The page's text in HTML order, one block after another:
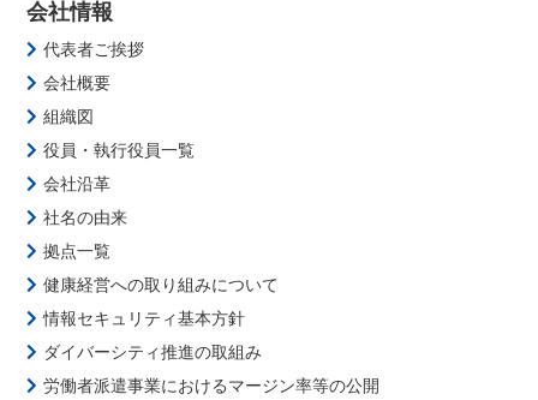
会社情報
代表者ご挨拶
会社概要
組織図
役員・執行役員一覧
会社沿革
社名の由来
拠点一覧
健康経営への取り組みについて
情報セキュリティ基本方針
ダイバーシティ推進の取組み
労働者派遣事業におけるマージン率等の公開